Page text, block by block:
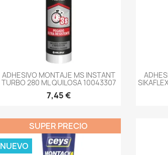
-->
ADHESIVO MONTAJE MS INSTANT
TURBO 280 ML QUILOSA 10043307
7,45 €
SUPER PRECIO
NUEVO